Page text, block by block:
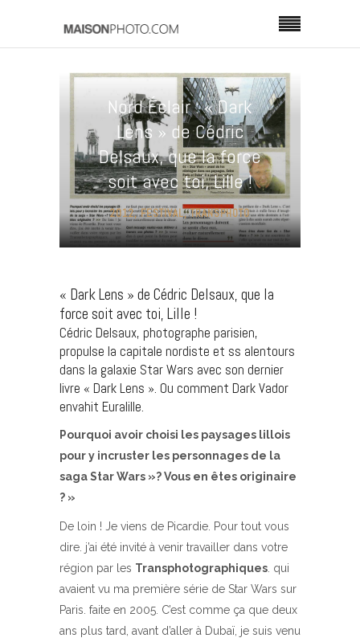
Nord Éclair : « Dark
Lens » de Cédric
Delsaux, que la force
soit avec toi, Lille !
2012,FESTIVAL,TRANSPHOTO
« Dark Lens » de Cédric Delsaux, que la
force soit avec toi, Lille !
Cédric Delsaux, photographe parisien,
propulse la capitale nordiste et ss alentours
dans la galaxie Star Wars avec son dernier
livre « Dark Lens ». Ou comment Dark Vador
envahit Euralille.
Pourquoi avoir choisi les paysages lillois
pour y incruster les personnages de la
saga Star Wars »? Vous en êtes originaire
? »
De loin ! Je viens de Picardie. Pour tout vous
dire. j’ai été invité à venir travailler dans votre
région par les Transphotographiques . qui
avaient vu ma première série de Star Wars sur
Paris. faite en 2005. C’est comme ça que deux
ans plus tard, avant d’aller à Dubaï, je suis venu